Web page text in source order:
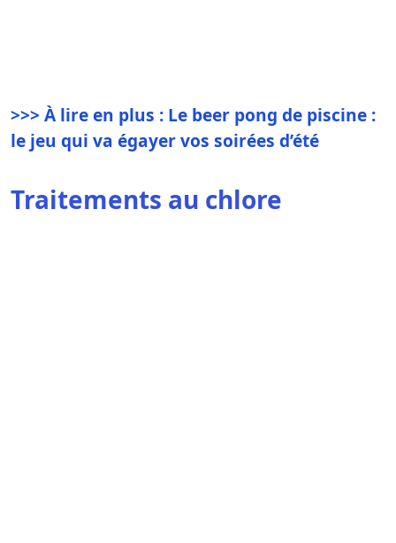
>>> À lire en plus : Le beer pong de piscine :
le jeu qui va égayer vos soirées d’été
Traitements au chlore